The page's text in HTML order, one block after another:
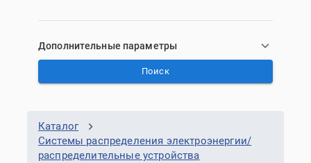
Дополнительные параметры
Поиск
Каталог
Системы распределения электроэнергии/
распределительные устройства